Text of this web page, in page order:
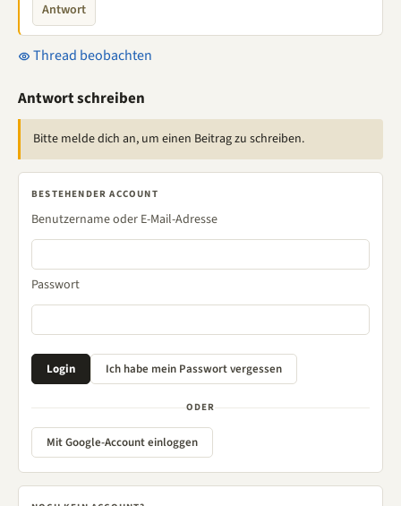
Antwort
Thread beobachten
Antwort schreiben
Bitte melde dich an, um einen Beitrag zu schreiben.
BESTEHENDER ACCOUNT
Benutzername oder E-Mail-Adresse
Passwort
ODER
Mit Google-Account einloggen